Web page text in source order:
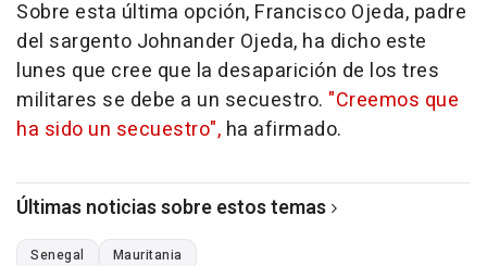
Sobre esta última opción, Francisco Ojeda, padre
del sargento Johnander Ojeda, ha dicho este
lunes que cree que la desaparición de los tres
militares se debe a un secuestro. "Creemos que
ha sido un secuestro", ha afirmado.
Últimas noticias sobre estos temas
Senegal Mauritania